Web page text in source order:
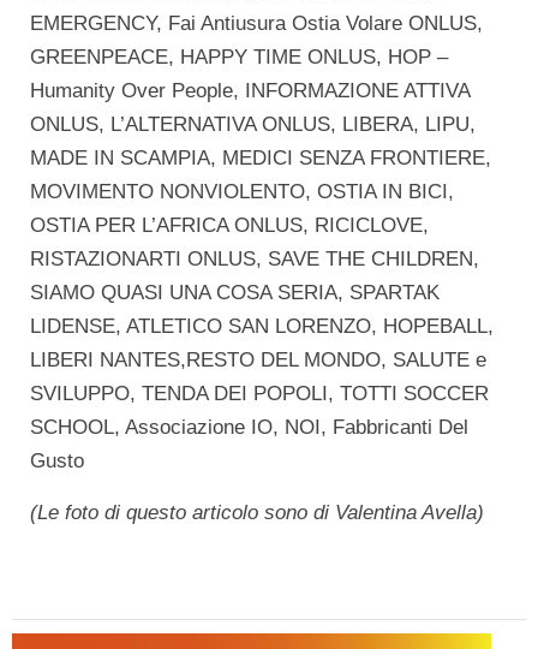
EMERGENCY, Fai Antiusura Ostia Volare ONLUS,
GREENPEACE, HAPPY TIME ONLUS, HOP –
Humanity Over People, INFORMAZIONE ATTIVA
ONLUS, L’ALTERNATIVA ONLUS, LIBERA, LIPU,
MADE IN SCAMPIA, MEDICI SENZA FRONTIERE,
MOVIMENTO NONVIOLENTO, OSTIA IN BICI,
OSTIA PER L’AFRICA ONLUS, RICICLOVE,
RISTAZIONARTI ONLUS, SAVE THE CHILDREN,
SIAMO QUASI UNA COSA SERIA, SPARTAK
LIDENSE, ATLETICO SAN LORENZO, HOPEBALL,
LIBERI NANTES,RESTO DEL MONDO, SALUTE e
SVILUPPO, TENDA DEI POPOLI, TOTTI SOCCER
SCHOOL, Associazione IO, NOI, Fabbricanti Del
Gusto
(Le foto di questo articolo sono di Valentina Avella)